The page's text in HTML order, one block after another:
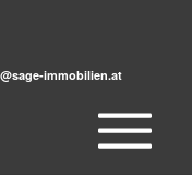
immobilien.at